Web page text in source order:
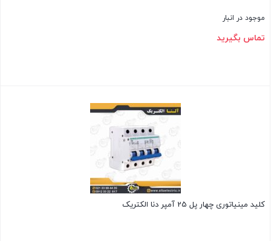
موجود در انبار
تماس بگیرید
کلید مینیاتوری چهار پل 25 آمپر دنا الکتریک